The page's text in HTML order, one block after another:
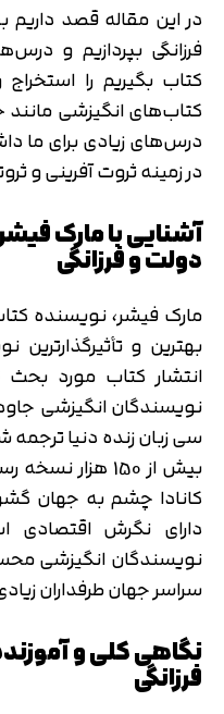
در این مقاله قصد
فرزانگی بپردازیم و
کتاب بگیریم را
کتاب‌های انگیزشی مانند
درس‌های زیادی برای ما
در زمینه ثروت آفرینی و
آشنایی با مارک
دولت و فرزانگی
مارک فیشر، نویسنده
بهترین و
انتشار کتاب مورد
نویسندگان انگیزشی
سی زبان زنده دنیا ترجمه
کانادا چشم به جهان
دارای نگرش اقتصادی
نویسندگان انگیزشی
سراسر جهان طرفداران
نگاهی کلی و
فرزانگی